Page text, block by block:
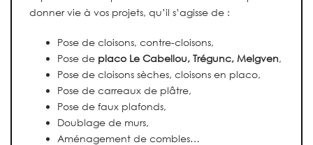
donner vie à vos projets, qu’il s’agisse de :
Pose de cloisons, contre-cloisons,
Pose de placo Le Cabellou, Trégunc, Melgven,
Pose de cloisons sèches, cloisons en placo,
Pose de carreaux de plâtre,
Pose de faux plafonds,
Doublage de murs,
Aménagement de combles…